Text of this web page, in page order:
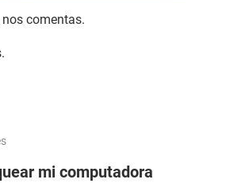
comentas.
mi computadora